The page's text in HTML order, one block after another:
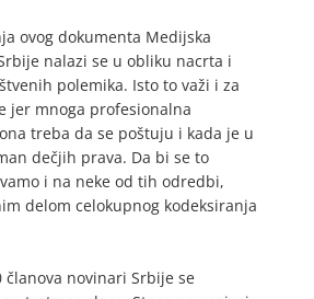
ovog dokumenta Medijska
nalazi se u obliku nacrta i
polemika. Isto to važi i za
jer mnoga profesionalna
treba da se poštuju i kada je u
dečjih prava. Da bi se to
i na neke od tih odredbi,
delom celokupnog kodeksiranja
članova novinari Srbije se